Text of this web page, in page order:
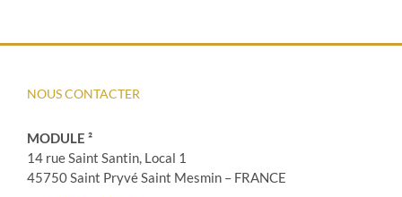
NOUS CONTACTER
MODULE ²
14 rue Saint Santin, Local 1
45750 Saint Pryvé Saint Mesmin – FRANCE